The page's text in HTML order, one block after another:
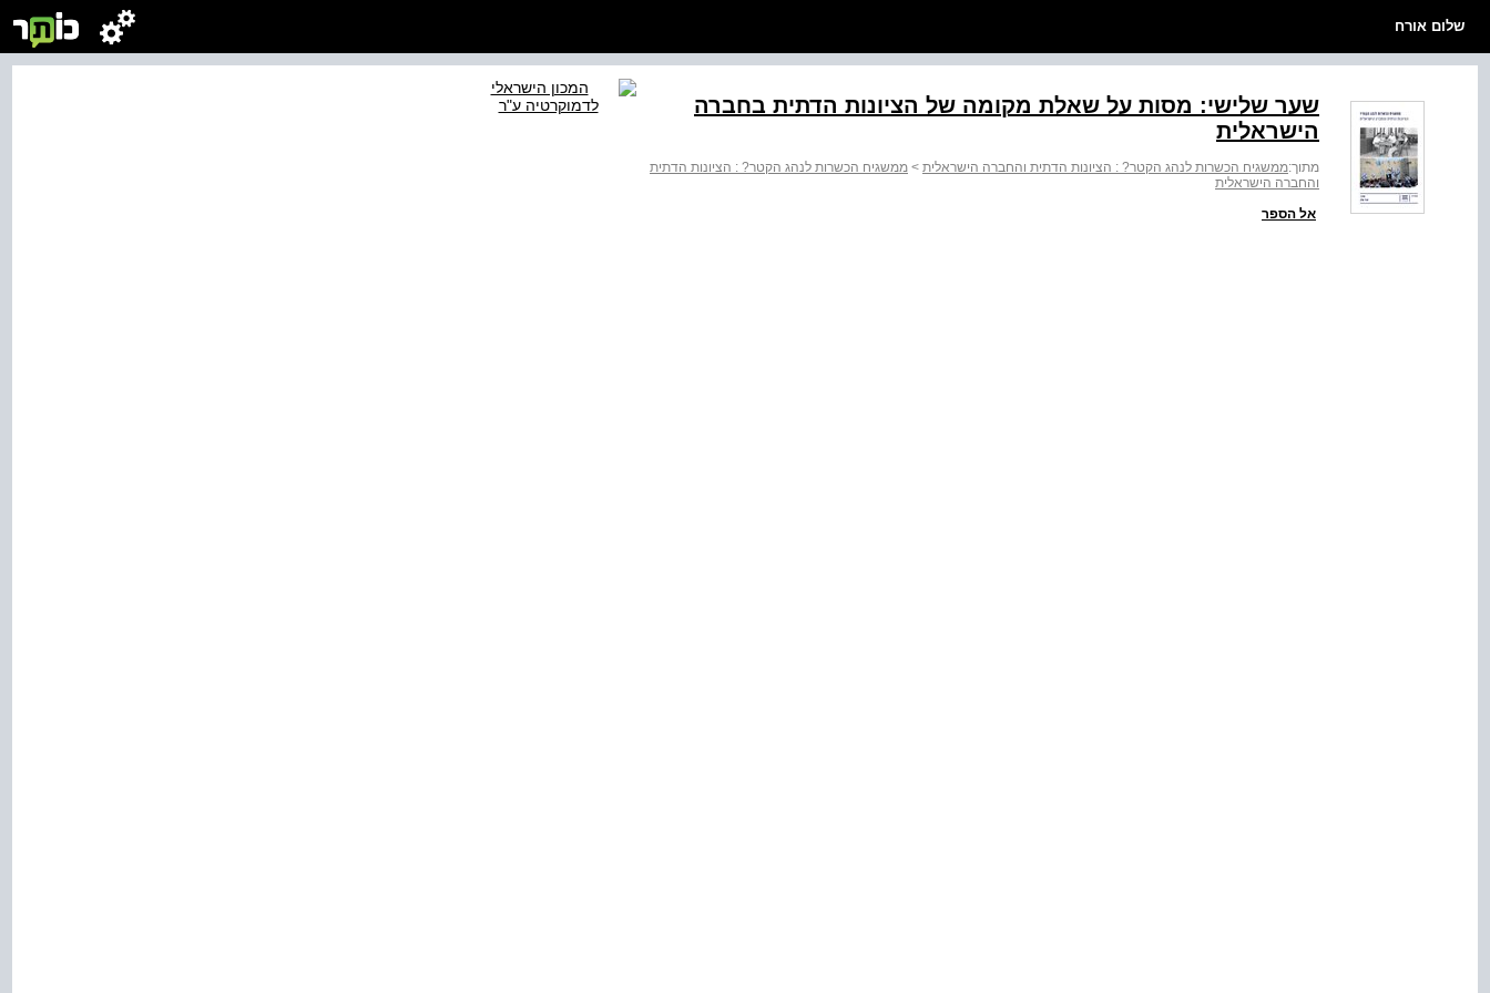
שלום אורח
שער שלישי: מסות על שאלת מקומה של הציונות הדתית בחברה
הישראלית
מתוך:ממשגיח הכשרות לנהג הקטר? : הציונות הדתית והחברה הישראלית > ממשגיח הכשרות לנהג הקטר? : הציונות הדתית
והחברה הישראלית
אל הספר